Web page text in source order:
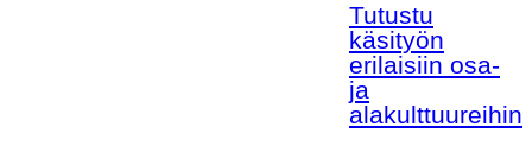
Tutustu
käsityön
erilaisiin osa-
ja
alakulttuureihin!